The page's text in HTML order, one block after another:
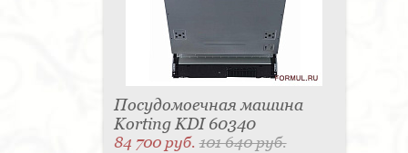
Посудомоечная машина
Korting KDI 60340
84 700 руб.101 640 руб.